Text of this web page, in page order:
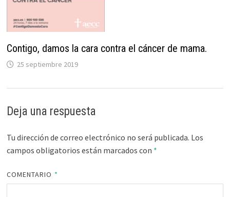
Contigo, damos la cara contra el cáncer de mama.
25 septiembre 2019
Deja una respuesta
Tu dirección de correo electrónico no será publicada. Los
campos obligatorios están marcados con *
COMENTARIO *